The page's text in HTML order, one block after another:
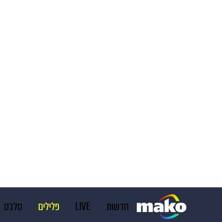
חדשות LIVE פלילים סלבס